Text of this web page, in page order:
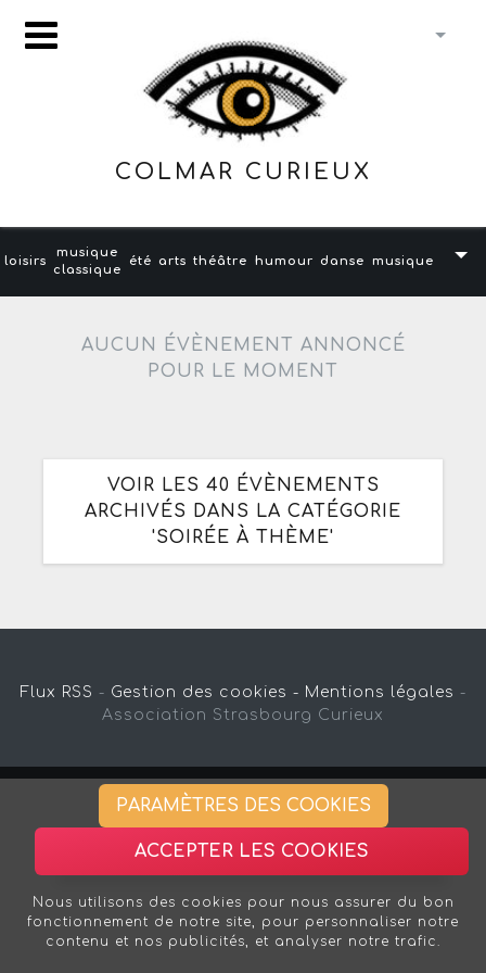
COLMAR CURIEUX
loisirs
musique
classique
été arts théâtre humour danse musique
AUCUN ÉVÈNEMENT ANNONCÉ
POUR LE MOMENT
VOIR LES 40 ÉVÈNEMENTS
ARCHIVÉS DANS LA CATÉGORIE
'SOIRÉE À THÈME'
Flux RSS - Gestion des cookies - Mentions légales -
Association Strasbourg Curieux
PARAMÈTRES DES COOKIES
ACCEPTER LES COOKIES
Nous utilisons des cookies pour nous assurer du bon
fonctionnement de notre site, pour personnaliser notre
contenu et nos publicités, et analyser notre trafic.